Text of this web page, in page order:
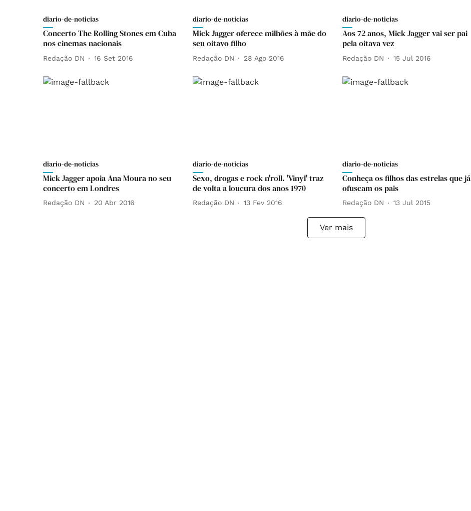
diario-de-noticias
Concerto The Rolling Stones em Cuba
nos cinemas nacionais
Redação DN 16 Set 2016
diario-de-noticias
Mick Jagger oferece milhões à mãe do
seu oitavo filho
Redação DN 28 Ago 2016
diario-de-noticias
Aos 72 anos, Mick Jagger vai ser pai
pela oitava vez
Redação DN 15 Jul 2016
diario-de-noticias
Mick Jagger apoia Ana Moura no seu
concerto em Londres
Redação DN 20 Abr 2016
diario-de-noticias
Sexo, drogas e rock n'roll. 'Vinyl' traz
de volta a loucura dos anos 1970
Redação DN 13 Fev 2016
diario-de-noticias
Conheça os filhos das estrelas que já
ofuscam os pais
Redação DN 13 Jul 2015
Ver mais